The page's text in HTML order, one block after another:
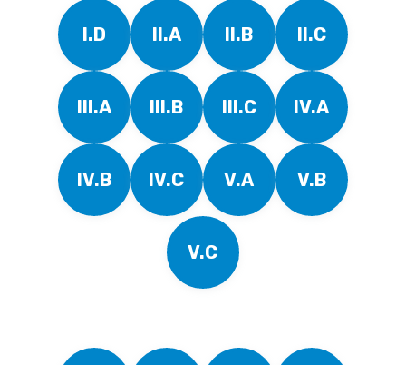
I.D II.A II.B II.C
III.A III.B III.C IV.A
IV.B IV.C V.A V.B
V.C